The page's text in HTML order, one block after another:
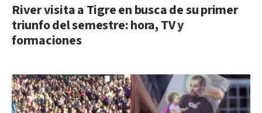
River visita a Tigre en busca de su primer
triunfo del semestre: hora, TV y
formaciones